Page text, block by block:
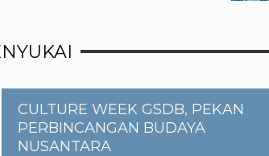
CULTURE WEEK GSDB, PEKAN
PERBINCANGAN BUDAYA
NUSANTARA